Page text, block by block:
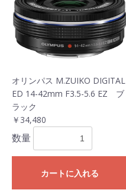
オリンパス M.ZUIKO DIGITAL
ED 14-42mm F3.5-5.6 EZ ブ
ラック
￥34,480
数量
カートに入れる
お買い物を続ける